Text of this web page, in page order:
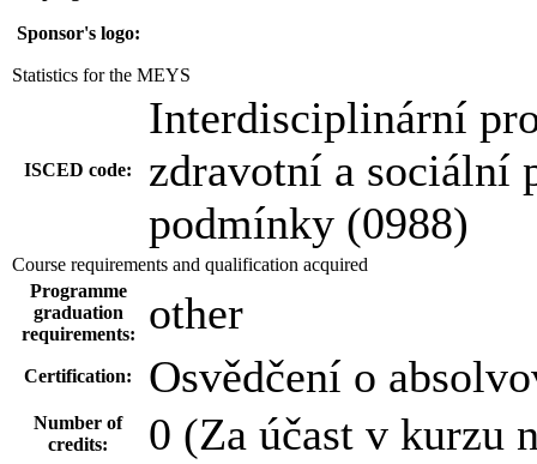
Sponsor's logo:
Statistics for the MEYS
ISCED code:
Interdisciplinární
zdravotní a sociální
podmínky (0988)
Course requirements and qualification acquired
Programme
graduation
requirements:
other
Certification: Osvědčení o
Number of
credits:
0 (Za účast v kurzu